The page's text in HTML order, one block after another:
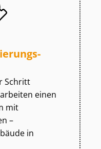
Schritt
einen
mit
–
in